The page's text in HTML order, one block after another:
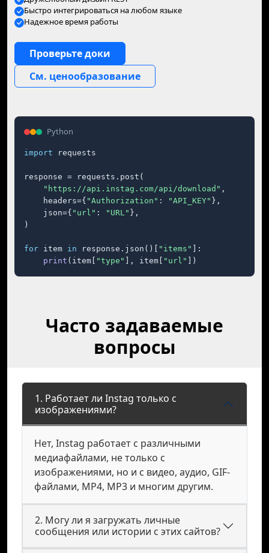
Быстро интегрироваться на любом языке
Надежное время работы
Проверьте доки
См. ценообразование
Python
import requests
response = requests.post(
"https://api.instag.com/api/download" ,
    headers={
"Authorization" : "API_KEY" },
    json={
"url" : "URL" },
)
for item in response.json()[ "items"
]:
print (item[ "type" ], item[ "url" ])
Часто задаваемые
вопросы
1. Работает ли Instag только с
изображениями?
Нет, Instag работает с различными
медиафайлами, не только с
изображениями, но и с видео, аудио, GIF-
файлами, MP4, MP3 и многим другим.
2. Могу ли я загружать личные
сообщения или истории с этих сайтов?